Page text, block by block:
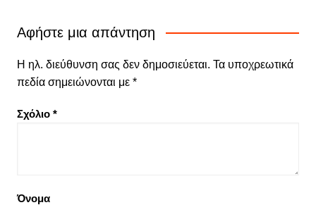
Αφήστε μια απάντηση
Η ηλ. διεύθυνση σας δεν δημοσιεύεται. Τα υποχρεωτικά
πεδία σημειώνονται με *
Σχόλιο *
Όνομα